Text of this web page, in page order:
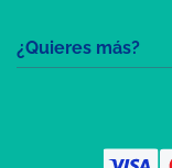
¿Quieres más?